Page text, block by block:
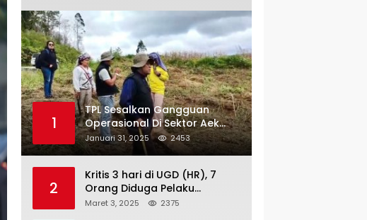
1
TPL Sesalkan Gangguan
Operasional Di Sektor Aek
Nauli
Januari 31, 2025 2453
2
Kritis 3 hari di UGD (HR), 7
Orang Diduga Pelaku
Pengeroyokan di Lift KTV
Maret 3, 2025 2375